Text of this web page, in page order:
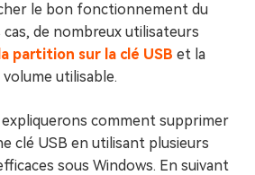
le bon fonctionnement du
cas, de nombreux utilisateurs
partition sur la clé USB et la
utilisable.
expliquerons comment supprimer
clé USB en utilisant plusieurs
sous Windows. En suivant